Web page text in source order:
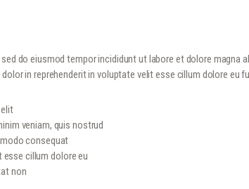
do eiusmod tempor incididunt ut labore et dolore magna
in reprehenderit in voluptate velit esse cillum dolore eu
veniam, quis nostrud
consequat
esse cillum dolore eu
non